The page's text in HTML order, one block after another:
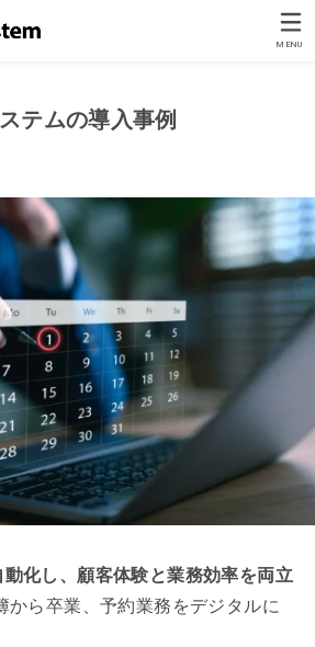
MENU
テムの導入事例
化し、顧客体験と業務効率を両立
から卒業、予約業務をデジタルに